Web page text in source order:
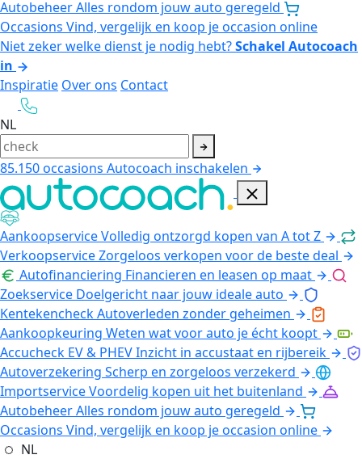
AutobeheerAlles rondom jouw auto geregeld
Occasions Vind, vergelijk en koop je occasion online
Niet zeker welke dienst je nodig hebt?Schakel Autocoach
in
Inspiratie Over ons Contact
NL
85.150occasions Autocoach inschakelen
AankoopserviceVolledig ontzorgd kopen van A tot Z
VerkoopserviceZorgeloos verkopen voor de beste deal
Autofinanciering Financieren en leasen op maat
Zoekservice Doelgericht naar jouw ideale auto
KentekencheckAutoverleden zonder geheimen
Aankoopkeuring Weten wat voor auto je écht koopt
Accucheck EV & PHEVInzicht in accustaat en rijbereik
Autoverzekering Scherp en zorgeloos verzekerd
ImportserviceVoordelig kopen uit het buitenland
AutobeheerAlles rondom jouw auto geregeld
Occasions Vind, vergelijk en koop je occasion online
NL